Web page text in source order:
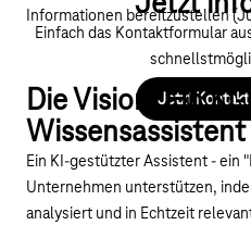
Informationen bereitzustellen
Einfach das Kontaktformular
Jetzt
Die Vision: Ein
Wissensassistent
Ein KI-gestützter Assistent - ein
Unternehmen unterstützen,
analysiert und in Echtzeit